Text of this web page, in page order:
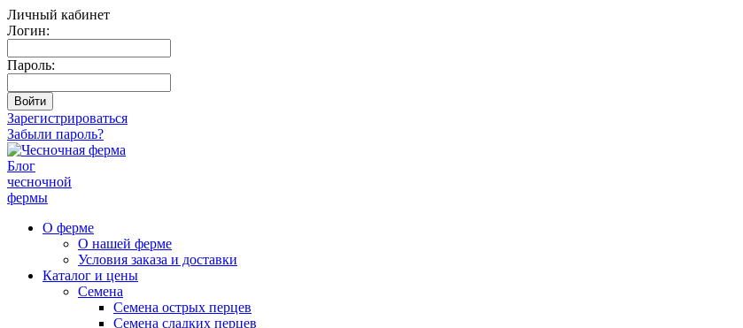
Личный кабинет
Логин:
Пароль:
Зарегистрироваться
Забыли пароль?
Блог
чесночной
фермы
О ферме
О нашей ферме
Условия заказа и доставки
Каталог и цены
Семена
Семена острых перцев
Семена сладких перцев